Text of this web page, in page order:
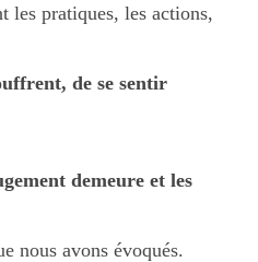
pratiques, les actions,
de se sentir
demeure et les
nous avons évoqués.